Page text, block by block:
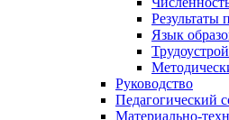
Результаты
Язык
Руководство
Педагогический
Материально-